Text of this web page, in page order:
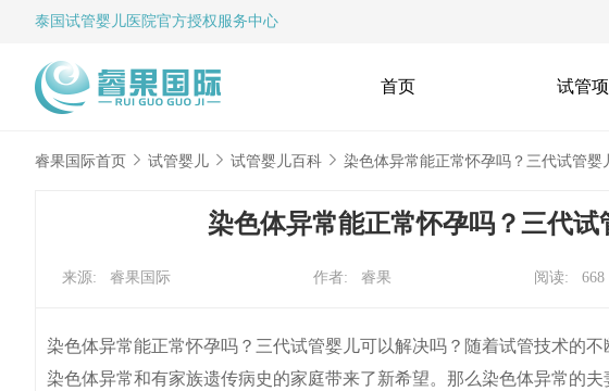
泰国试管婴儿 医院官方授权服务中心
首页 试管项
睿果国际首页 试管婴儿 试管婴儿百科 染色体异常能正常怀孕吗？三代试管婴
染色体异常能正常怀孕吗？三代试
来源: 睿果国际 作者: 睿果 阅读: 668
染色体异常能正常怀孕吗？三代试管婴儿可以解决吗？随着试管技术的
染色体异常和有家族遗传病史的家庭带来了新希望。那么染色体异常的